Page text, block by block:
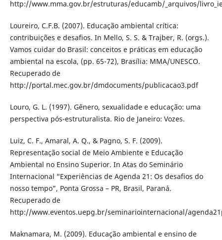
http://www.mma.gov.br/estruturas/educamb/_arquivos/
Loureiro, C.F.B. (2007). Educação ambiental crítica:
contribuições e desafios. In Mello, S. S. & Trajber, R. (orgs.).
Vamos cuidar do Brasil: conceitos e práticas em educação
ambiental na escola, (pp. 65-72), Brasília: MMA/UNESCO.
Recuperado de
http://portal.mec.gov.br/dmdocuments/publicacao3.pdf
Louro, G. L. (1997). Gênero, sexualidade e educação: uma
perspectiva pós-estruturalista. Rio de Janeiro: Vozes.
Luiz, C. F., Amaral, A. Q., & Pagno, S. F. (2009).
Representação social de Meio Ambiente e Educação
Ambiental no Ensino Superior. In Atas do Seminário
Internacional “Experiências de Agenda 21: Os desafios do
nosso tempo”, Ponta Grossa – PR, Brasil, Paraná.
Recuperado de
http://www.eventos.uepg.br/seminariointernacional/
Maknamara, M. (2009). Educação ambiental e ensino de